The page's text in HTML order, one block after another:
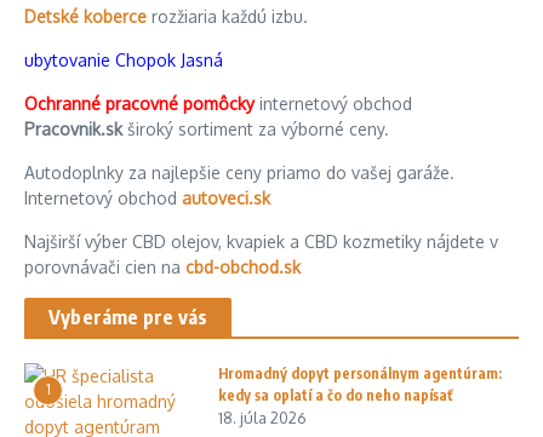
Detské koberce rozžiaria každú izbu.
ubytovanie Chopok Jasná
Ochranné pracovné pomôckyinternetový obchod
Pracovnik.skširoký sortiment za výborné ceny.
Autodoplnky za najlepšie ceny priamo do vašej garáže.
Internetový obchod autoveci.sk
Najširší výber CBD olejov, kvapiek a CBD kozmetiky nájdete v
porovnávači cien na cbd-obchod.sk
Vyberáme pre vás
1
Hromadný dopyt personálnym agentúram:
kedy sa oplatí a čo do neho napísať
18. júla 2026